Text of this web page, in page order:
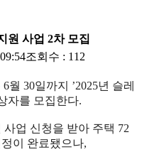
원 사업 2차 모집
조회수 : 112
30일까지 ’2025년 슬레
자를 모집한다.
업 신청을 받아 주택 72
이 완료됐으나,